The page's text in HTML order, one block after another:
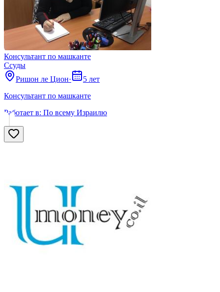
Консультант по машканте
Ссуды
Ришон ле Цион·
5 лет
Консультант по машканте
Работает в: По всему Израилю